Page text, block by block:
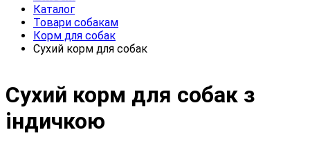
Каталог
Товари собакам
Корм для собак
Сухий корм для собак
Сухий корм для собак з
індичкою